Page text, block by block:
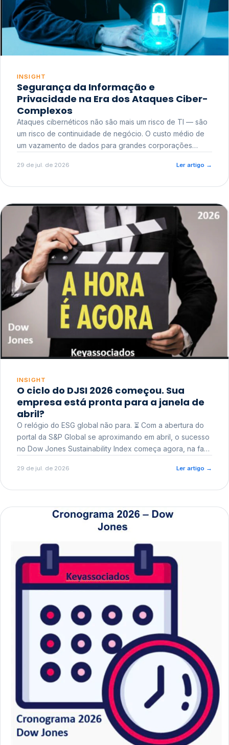
INSIGHT
Segurança da Informação e
Privacidade na Era dos Ataques Ciber-
Complexos
Ataques cibernéticos não são mais um risco de TI — são
um risco de continuidade de negócio. O custo médio de
um vazamento de dados para grandes corporações
reputacional e o risco regulatório junto a órgãos como a
29 de jul. de 2026 Ler artigo →
INSIGHT
O ciclo do DJSI 2026 começou. Sua
empresa está pronta para a janela de
abril?
O relógio do ESG global não para. ⏳ Com a abertura do
portal da S&P Global se aproximando em abril, o sucesso
no Dow Jones Sustainability Index começa agora, na fase
29 de jul. de 2026 Ler artigo →